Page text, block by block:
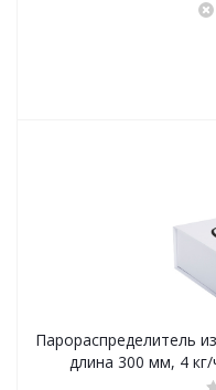
Парораспределитель
длина 300 мм, 4